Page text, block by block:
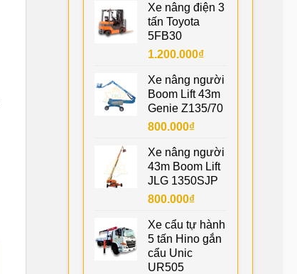
Xe nâng điện 3
tấn Toyota
5FB30
1.200.000₫
Xe nâng người
Boom Lift 43m
Genie Z135/70
800.000₫
Xe nâng người
43m Boom Lift
JLG 1350SJP
800.000₫
Xe cẩu tự hành
5 tấn Hino gắn
cẩu Unic
UR505